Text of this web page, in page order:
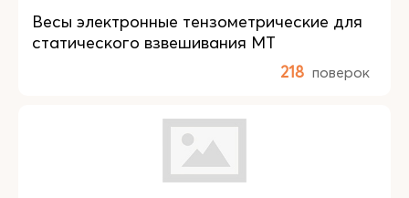
Весы электронные тензометрические для
статического взвешивания МТ
218 поверок